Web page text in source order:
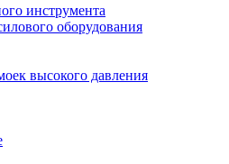
инструмента
оборудования
высокого давления